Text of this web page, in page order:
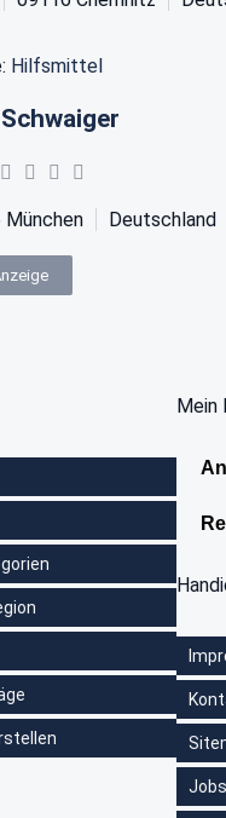
Hilfsmittel
München Deutschland
Mein